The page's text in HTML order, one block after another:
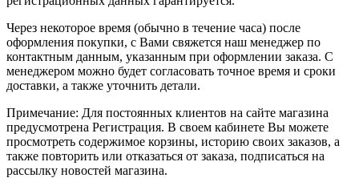
Через некоторое время (обычно в течение часа) после
оформления покупки, с Вами свяжется наш менеджер по
контактным данным, указанным при оформлении заказа. С
менеджером можно будет согласовать точное время и сроки
доставки, а также уточнить детали.
Примечание: Для постоянных клиентов на сайте магазина
предусмотрена Регистрация. В своем кабинете Вы можете
просмотреть содержимое корзины, историю своих заказов, а
также повторить или отказаться от заказа, подписаться на
рассылку новостей магазина.